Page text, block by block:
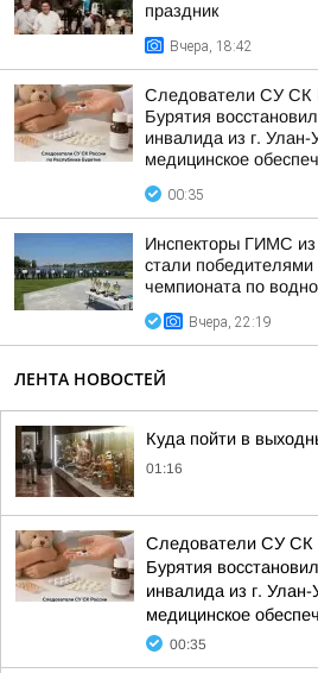
праздник
Вчера, 18:42
Следователи СУ СК
Бурятия
инвалида из г. Улан-
медицинское
00:35
Инспекторы ГИМС из
стали победителями
чемпионата по
Вчера, 22:19
ЛЕНТА НОВОСТЕЙ
Куда пойти в
01:16
Следователи СУ СК
Бурятия
инвалида из г. Улан-
медицинское
00:35